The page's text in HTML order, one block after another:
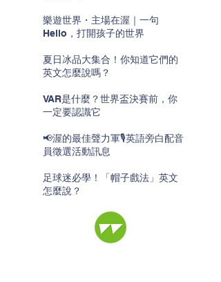
樂遊世界・主場在渥｜一句
Hello，打開孩子的世界
夏日冰品大集合！你知道它們的
英文怎麼說嗎？
VAR是什麼？世界盃決賽前，你
一定要認識它
📢渥的最佳聲力軍🎙️英語旁白配音
員徵選活動訊息
足球迷必學！「帽子戲法」英文
怎麼說？